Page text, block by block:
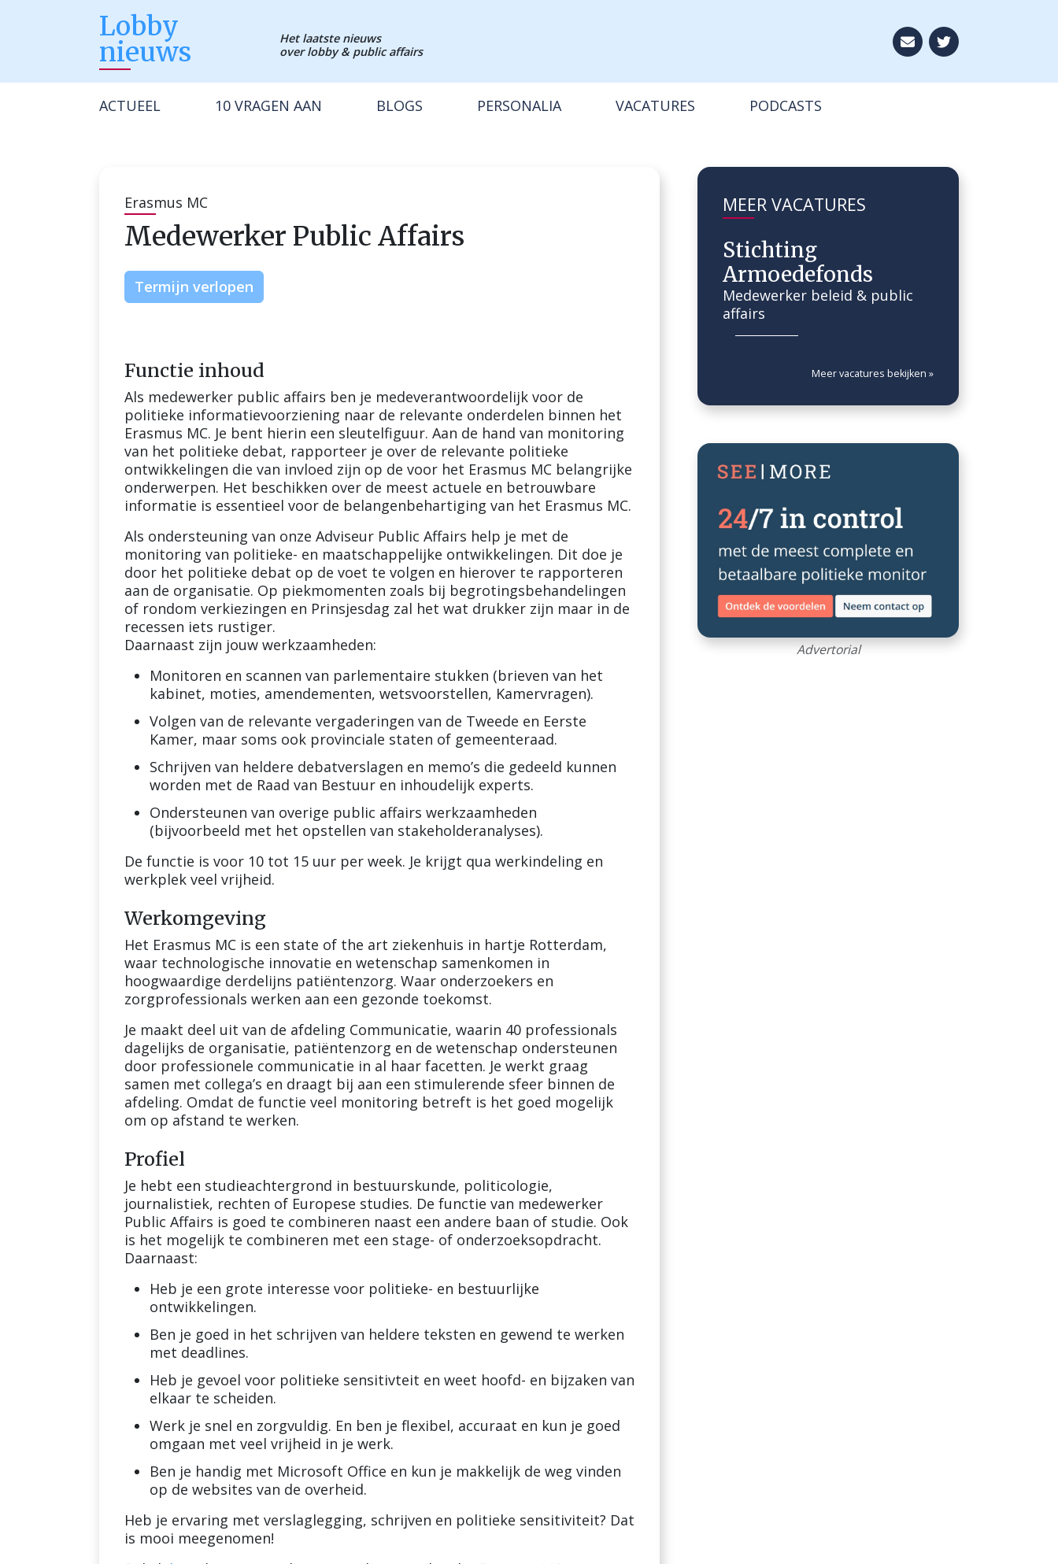
Lobby
nieuws
Het laatste nieuws
over lobby & public affairs
Aboneer op onze
ACTUEEL 10 VRAGEN AAN BLOGS PERSONALIA VACATURES PODCASTS
Erasmus MC
Medewerker Public Affairs
Termijn verlopen
Functie inhoud
Als medewerker public affairs ben je medeverantwoordelijk voor de
politieke informatievoorziening naar de relevante onderdelen binnen het
Erasmus MC. Je bent hierin een sleutelfiguur. Aan de hand van monitoring
van het politieke debat, rapporteer je over de relevante politieke
ontwikkelingen die van invloed zijn op de voor het Erasmus MC belangrijke
onderwerpen. Het beschikken over de meest actuele en betrouwbare
informatie is essentieel voor de belangenbehartiging van het Erasmus MC.
Als ondersteuning van onze Adviseur Public Affairs help je met de
monitoring van politieke- en maatschappelijke ontwikkelingen. Dit doe je
door het politieke debat op de voet te volgen en hierover te rapporteren
aan de organisatie. Op piekmomenten zoals bij begrotingsbehandelingen
of rondom verkiezingen en Prinsjesdag zal het wat drukker zijn maar in de
recessen iets rustiger.
Daarnaast zijn jouw werkzaamheden:
Monitoren en scannen van parlementaire stukken (brieven van het
kabinet, moties, amendementen, wetsvoorstellen, Kamervragen).
Volgen van de relevante vergaderingen van de Tweede en Eerste
Kamer, maar soms ook provinciale staten of gemeenteraad.
Schrijven van heldere debatverslagen en memo’s die gedeeld kunnen
worden met de Raad van Bestuur en inhoudelijk experts.
Ondersteunen van overige public affairs werkzaamheden
(bijvoorbeeld met het opstellen van stakeholderanalyses).
De functie is voor 10 tot 15 uur per week. Je krijgt qua werkindeling en
werkplek veel vrijheid.
Werkomgeving
Het Erasmus MC is een state of the art ziekenhuis in hartje Rotterdam,
waar technologische innovatie en wetenschap samenkomen in
hoogwaardige derdelijns patiëntenzorg. Waar onderzoekers en
zorgprofessionals werken aan een gezonde toekomst.
Je maakt deel uit van de afdeling Communicatie, waarin 40 professionals
dagelijks de organisatie, patiëntenzorg en de wetenschap ondersteunen
door professionele communicatie in al haar facetten. Je werkt graag
samen met collega’s en draagt bij aan een stimulerende sfeer binnen de
afdeling. Omdat de functie veel monitoring betreft is het goed mogelijk
om op afstand te werken.
Profiel
Je hebt een studieachtergrond in bestuurskunde, politicologie,
journalistiek, rechten of Europese studies. De functie van medewerker
Public Affairs is goed te combineren naast een andere baan of studie. Ook
is het mogelijk te combineren met een stage- of onderzoeksopdracht.
Daarnaast:
Heb je een grote interesse voor politieke- en bestuurlijke
ontwikkelingen.
Ben je goed in het schrijven van heldere teksten en gewend te werken
met deadlines.
Heb je gevoel voor politieke sensitivteit en weet hoofd- en bijzaken van
elkaar te scheiden.
Werk je snel en zorgvuldig. En ben je flexibel, accuraat en kun je goed
omgaan met veel vrijheid in je werk.
Ben je handig met Microsoft Office en kun je makkelijk de weg vinden
op de websites van de overheid.
Heb je ervaring met verslaglegging, schrijven en politieke sensitiviteit? Dat
is mooi meegenomen!
MEER VACATURES
Stichting
Armoedefonds
Medewerker beleid & public
affairs
Meer vacatures bekijken »
Advertorial